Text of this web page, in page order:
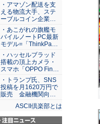
・アマゾン配送を支
える物流大手、ステ
ーブルコイン企業…
・あこがれの旗艦モ
バイルノートPC最新
モデル=「ThinkPa…
・ハッセルブラッド
搭載の頂上カメラ・
スマホ「OPPO Fin…
・トランプ氏、SNS
投稿を月1620万円で
販売 金融機関向…
ASCII倶楽部とは